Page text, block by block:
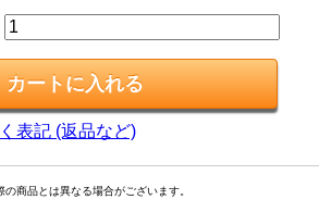
表記 (返品など)
商品とは異なる場合がございます。